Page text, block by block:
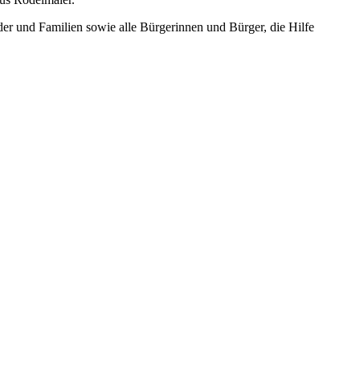
und Familien sowie alle Bürgerinnen und Bürger, die Hilfe